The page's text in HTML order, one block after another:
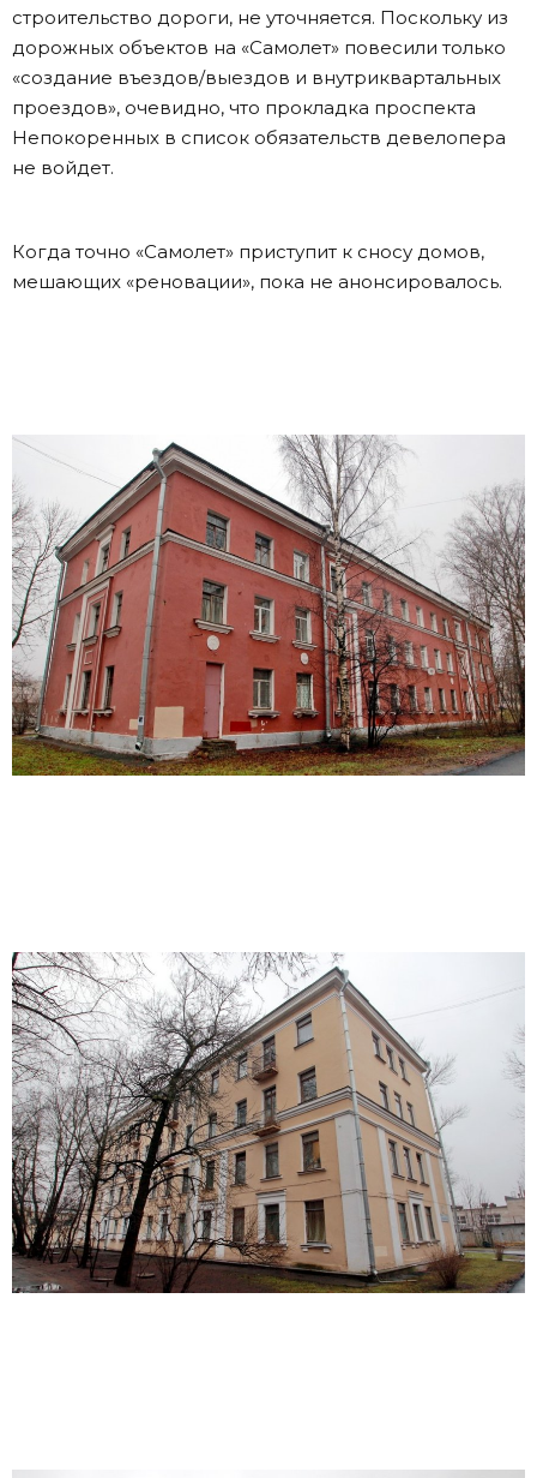
строительство дороги, не уточняется. Поскольку из
дорожных объектов на «Самолет» повесили только
«создание въездов/выездов и внутриквартальных
проездов», очевидно, что прокладка проспекта
Непокоренных в список обязательств девелопера
не войдет.
Когда точно «Самолет» приступит к сносу домов,
мешающих «реновации», пока не анонсировалось.